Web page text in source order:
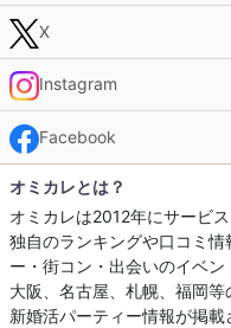
X
Instagram
Facebook
オミカレとは？
オミカレは2012年にサービ
独自のランキングや口コミ
ー・街コン・出会いのイベン
大阪、名古屋、札幌、福岡
新婚活パーティー情報が掲